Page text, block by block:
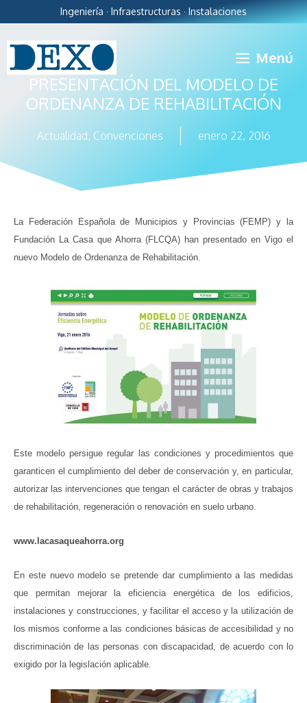
Ingeniería · Infraestructuras · Instalaciones
Menú
PRESENTACIÓN DEL MODELO DE
ORDENANZA DE REHABILITACIÓN
Actualidad, Convenciones enero 22, 2016
La Federación Española de Municipios y Provincias (FEMP) y la
Fundación La Casa que Ahorra (FLCQA) han presentado en Vigo el
nuevo Modelo de Ordenanza de Rehabilitación.
Este modelo persigue regular las condiciones y procedimientos que
garanticen el cumplimiento del deber de conservación y, en particular,
autorizar las intervenciones que tengan el carácter de obras y trabajos
de rehabilitación, regeneración o renovación en suelo urbano.
www.lacasaqueahorra.org
En este nuevo modelo se pretende dar cumplimiento a las medidas
que permitan mejorar la eficiencia energética de los edificios,
instalaciones y construcciones, y facilitar el acceso y la utilización de
los mismos conforme a las condiciones básicas de accesibilidad y no
discriminación de las personas con discapacidad, de acuerdo con lo
exigido por la legislación aplicable.